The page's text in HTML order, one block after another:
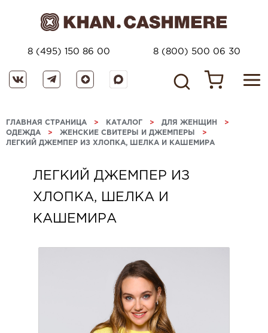
8 (495) 150 86 00 8 (800) 500 06 30
ГЛАВНАЯ СТРАНИЦА > КАТАЛОГ > ДЛЯ ЖЕНЩИН >
ОДЕЖДА > ЖЕНСКИЕ СВИТЕРЫ И ДЖЕМПЕРЫ >
ЛЕГКИЙ ДЖЕМПЕР ИЗ ХЛОПКА, ШЕЛКА И КАШЕМИРА
ЛЕГКИЙ ДЖЕМПЕР ИЗ
ХЛОПКА, ШЕЛКА И
КАШЕМИРА